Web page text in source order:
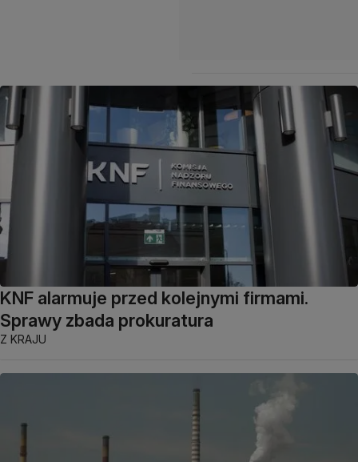
KNF alarmuje przed kolejnymi firmami.
Sprawy zbada prokuratura
Z KRAJU